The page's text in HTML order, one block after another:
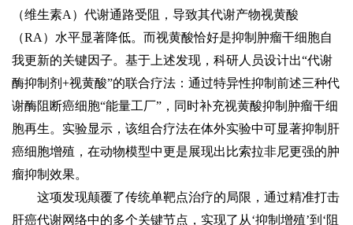
（维生素A）代谢通路受阻，导致其代谢产物视黄酸
（RA）水平显著降低。而视黄酸恰好是抑制肿瘤干细胞自
我更新的关键因子。基于上述发现，科研人员设计出“代谢
酶抑制剂+视黄酸”的联合疗法：通过特异性抑制前述三种代
谢酶阻断癌细胞“能量工厂”，同时补充视黄酸抑制肿瘤干细
胞再生。实验显示，该组合疗法在体外实验中可显著抑制肝
癌细胞增殖，在动物模型中更是展现出比索拉非尼更强的肿
瘤抑制效果。
这项发现颠覆了传统单靶点治疗的局限，通过精准打击
肝癌代谢网络中的多个关键节点，实现了从‘抑制增殖’到‘阻